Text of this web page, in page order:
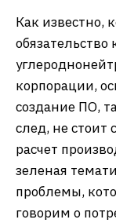
Как известно,
обязательство
корпорации,
создание ПО,
след, не стоит
расчет
зеленая
проблемы,
говорим о